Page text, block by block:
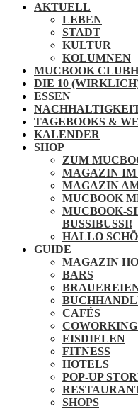
AKTUELL
LEBEN
STADT
KULTUR
KOLUMNEN
MUCBOOK
DIE 10
ESSEN
TAGEBOOKS &
KALENDER
SHOP
ZUM
MAGAZIN
MAGAZIN
MUCBOOK
MUCBOOK-
BUSSIBUSSI!
HALLO
GUIDE
MAGAZIN
BARS
CAFÉS
COWORKING
EISDIELEN
FITNESS
HOTELS
POP-UP
SHOPS